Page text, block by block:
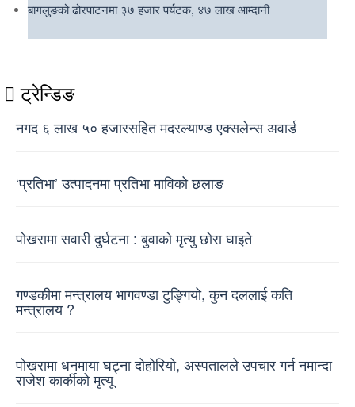
बागलुङको ढोरपाटनमा ३७ हजार पर्यटक, ४७ लाख आम्दानी
ट्रेन्डिङ
नगद ६ लाख ५० हजारसहित मदरल्याण्ड एक्सलेन्स अवार्ड
‘प्रतिभा’ उत्पादनमा प्रतिभा माविको छलाङ
पोखरामा सवारी दुर्घटना : बुवाको मृत्यु छोरा घाइते
गण्डकीमा मन्त्रालय भागवण्डा टुङ्गियो, कुन दललाई कति
मन्त्रालय ?
पोखरामा धनमाया घट्ना दोहोरियो, अस्पतालले उपचार गर्न नमान्दा
राजेश कार्कीको मृत्यू